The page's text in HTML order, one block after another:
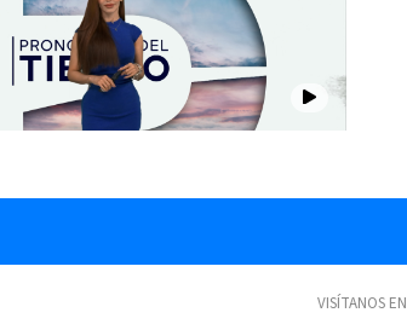
VISÍTANOS EN